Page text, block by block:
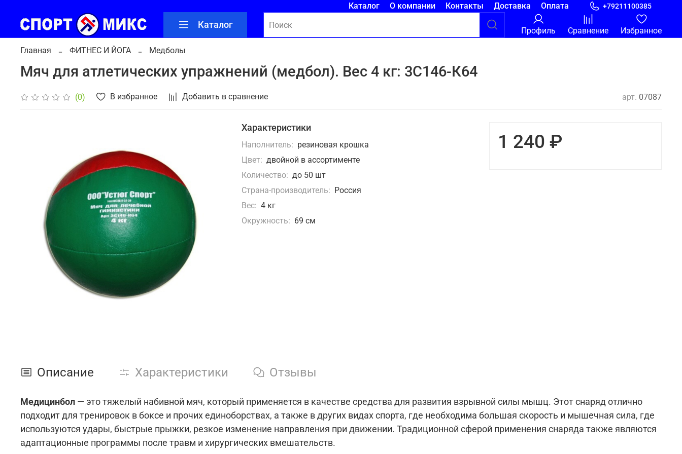
Каталог О компании Контакты Доставка Оплата +79211100385
Каталог
Профиль Сравнение Избранное
Главная ФИТНЕС И ЙОГА Медболы
Мяч для атлетических упражнений (медбол). Вес 4 кг: 3С146-К64
(0) В избранное Добавить в сравнение арт. 07087
Характеристики
Наполнитель: резиновая крошка
Цвет: двойной в ассортименте
Количество: до 50 шт
Страна-производитель: Россия
Вес: 4 кг
Окружность: 69 см
1 240 ₽
Описание Характеристики Отзывы
Медицинбол — это тяжелый набивной мяч, который применяется в качестве средства для развития взрывной силы мышц. Этот снаряд отлично
подходит для тренировок в боксе и прочих единоборствах, а также в других видах спорта, где необходима большая скорость и мышечная сила, где
используются удары, быстрые прыжки, резкое изменение направления при движении. Традиционной сферой применения снаряда также являются
адаптационные программы после травм и хирургических вмешательств.